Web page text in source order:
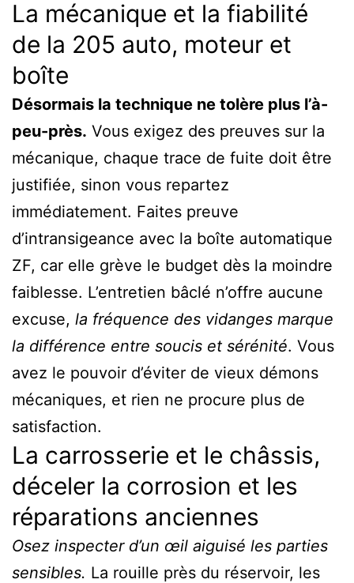
La mécanique et la fiabilité
de la 205 auto, moteur et
boîte
Désormais la technique ne tolère plus l’à-
peu-près. Vous exigez des preuves sur la
mécanique, chaque trace de fuite doit être
justifiée, sinon vous repartez
immédiatement. Faites preuve
d’intransigeance avec la boîte automatique
ZF, car elle grève le budget dès la moindre
faiblesse. L’entretien bâclé n’offre aucune
excuse, la fréquence des vidanges marque
la différence entre soucis et sérénité. Vous
avez le pouvoir d’éviter de vieux démons
mécaniques, et rien ne procure plus de
satisfaction.
La carrosserie et le châssis,
déceler la corrosion et les
réparations anciennes
Osez inspecter d’un œil aiguisé les parties
sensibles. La rouille près du réservoir, les